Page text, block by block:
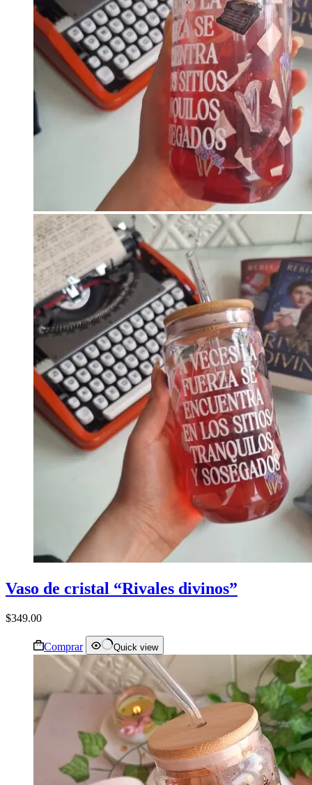
Vaso de cristal “Rivales divinos”
$349.00
Comprar Quick view